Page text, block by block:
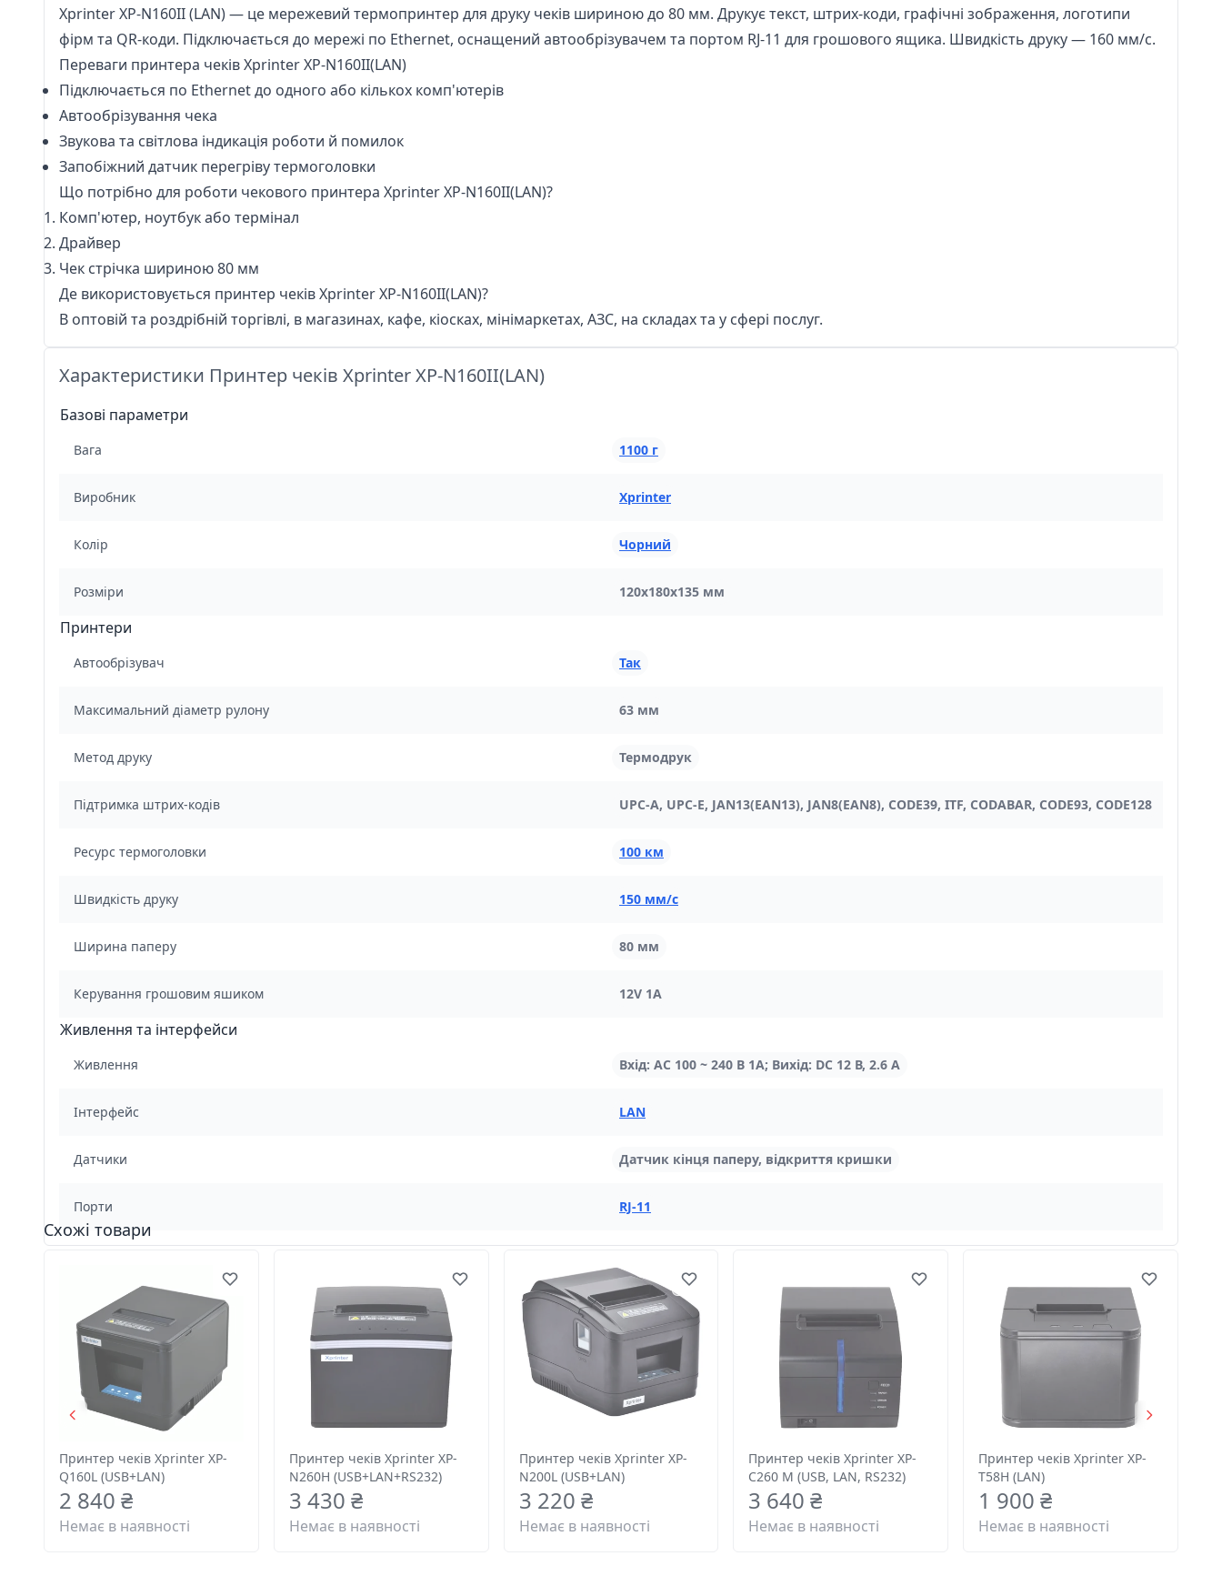
Xprinter XP-N160II (LAN) — це мережевий термопринтер для друку чеків шириною до 80 мм. Друкує текст, штрих-коди, графічні зображення, логотипи
фірм та QR-коди. Підключається до мережі по Ethernet, оснащений автообрізувачем та портом RJ-11 для грошового ящика. Швидкість друку — 160 мм/с.
Переваги принтера чеків Xprinter XP-N160II(LAN)
Підключається по Ethernet до одного або кількох комп'ютерів
Автообрізування чека
Звукова та світлова індикація роботи й помилок
Запобіжний датчик перегріву термоголовки
Що потрібно для роботи чекового принтера Xprinter XP-N160II(LAN)?
Комп'ютер, ноутбук або термінал
Драйвер
Чек стрічка шириною 80 мм
Де використовується принтер чеків Xprinter XP-N160II(LAN)?
В оптовій та роздрібній торгівлі, в магазинах, кафе, кіосках, мінімаркетах, АЗС, на складах та у сфері послуг.
Характеристики Принтер чеків Xprinter XP-N160II(LAN)
Базові параметри
Вага 1100 г
Виробник Xprinter
Колір Чорний
Розміри 120х180х135 мм
Принтери
Автообрізувач Так
Максимальний діаметр рулону 63 мм
Метод друку Термодрук
Підтримка штрих-кодів UPC-A, UPC-E, JAN13(EAN13), JAN8(EAN8), CODE39, ITF, CODABAR, CODE93, CODE128
Ресурс термоголовки 100 км
Швидкість друку 150 мм/с
Ширина паперу 80 мм
Керування грошовим яшиком 12V 1A
Живлення та інтерфейси
Живлення Вхід: AC 100 ~ 240 В 1А; Вихід: DC 12 В, 2.6 А
Інтерфейс LAN
Датчики Датчик кінця паперу, відкриття кришки
Порти RJ-11
Схожі товари
Принтер чеків Xprinter XP-
Q160L (USB+LAN)
2 840 ₴
Немає в наявності
Принтер чеків Xprinter XP-
N260H (USB+LAN+RS232)
3 430 ₴
Немає в наявності
Принтер чеків Xprinter XP-
N200L (USB+LAN)
3 220 ₴
Немає в наявності
Принтер чеків Xprinter XP-
C260 M (USB, LAN, RS232)
3 640 ₴
Немає в наявності
Принтер чеків Xprinter XP-
T58H (LAN)
1 900 ₴
Немає в наявності